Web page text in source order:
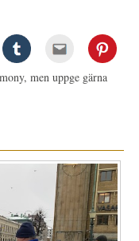
men uppge gärna